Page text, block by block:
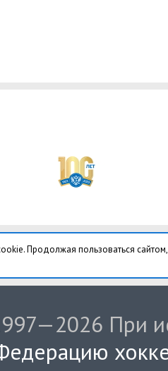
Продолжая пользоваться
При